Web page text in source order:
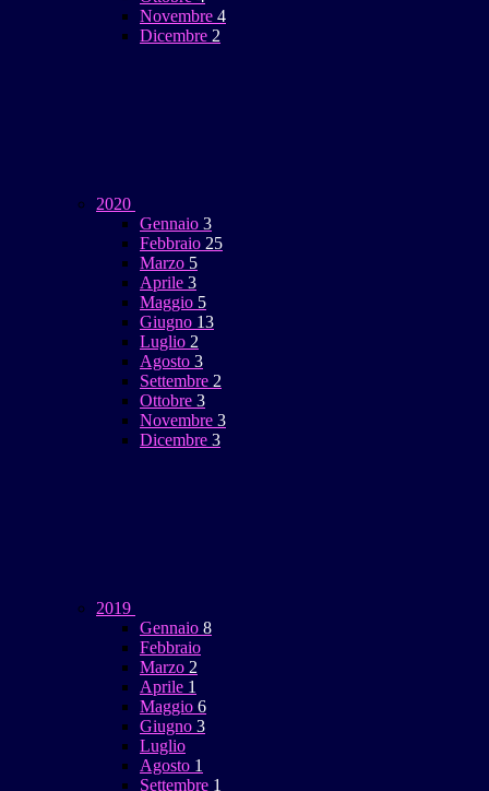
Novembre 4
Dicembre 2
2020
Gennaio 3
Febbraio 25
Marzo 5
Aprile 3
Maggio 5
Giugno 13
Luglio 2
Agosto 3
Settembre 2
Ottobre 3
Novembre 3
Dicembre 3
2019
Gennaio 8
Febbraio
Marzo 2
Aprile 1
Maggio 6
Giugno 3
Luglio
Agosto 1
Settembre 1